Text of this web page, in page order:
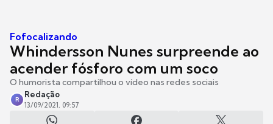
Fofocalizando
Whindersson Nunes surpreende ao
acender fósforo com um soco
O humorista compartilhou o vídeo nas redes sociais
R
Redação
13/09/2021, 09:57